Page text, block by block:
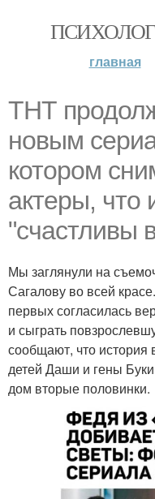
главная
ТНТ
новым
котором
актеры, что
"счастливы
Мы заглянули на
Сагалову во всей
первых согласилась
и сыграть
сообщают, что история
детей Даши и гены
дом вторые половинки.